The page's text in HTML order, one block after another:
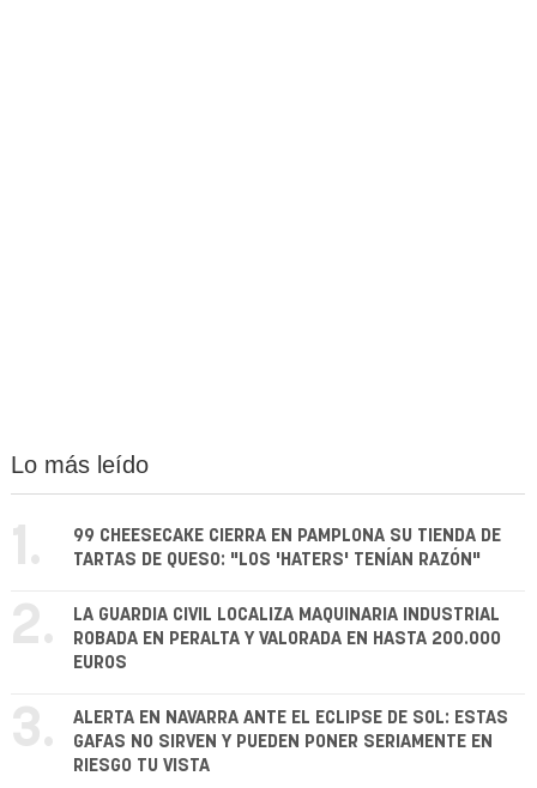
Lo más leído
1.
99 CHEESECAKE CIERRA EN PAMPLONA SU TIENDA DE
TARTAS DE QUESO: "LOS 'HATERS' TENÍAN RAZÓN"
2.
LA GUARDIA CIVIL LOCALIZA MAQUINARIA INDUSTRIAL
ROBADA EN PERALTA Y VALORADA EN HASTA 200.000
EUROS
3.
ALERTA EN NAVARRA ANTE EL ECLIPSE DE SOL: ESTAS
GAFAS NO SIRVEN Y PUEDEN PONER SERIAMENTE EN
RIESGO TU VISTA